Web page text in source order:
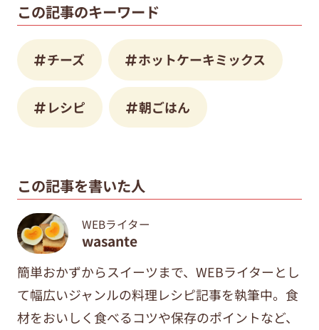
この記事のキーワード
チーズ ホットケーキミックス
レシピ 朝ごはん
この記事を書いた人
WEBライター
wasante
簡単おかずからスイーツまで、WEBライターとし
て幅広いジャンルの料理レシピ記事を執筆中。食
材をおいしく食べるコツや保存のポイントなど、